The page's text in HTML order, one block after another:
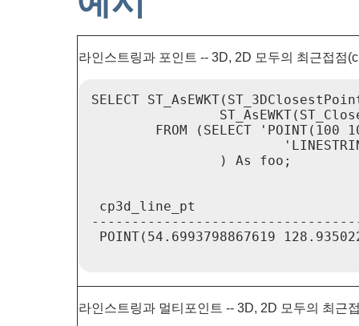
라인스트링과 포인트 -- 3D, 2D 모두의 최근접점
SELECT
FROM (SELECT 'POINT(100
                ) As foo;
cp3d_line_pt
POINT(54.6993798867619
라인스트링과 멀티포인트 -- 3D, 2D 모두의 최근